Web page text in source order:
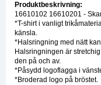
Produktbeskrivning:
16610102 16610201 -
*T-shirt i vanligt
känsla.
*Halsringning med nätt
Halsringningen är
den på och av.
*Påsydd logoflagga i
*Broderad logo på bröstet.